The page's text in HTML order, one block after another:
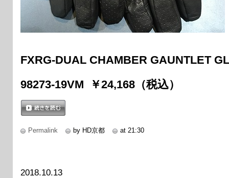
FXRG-DUAL CHAMBER GAUNTLET
98273-19VM ￥24,168（税込）
Permalink
by HD京都 at 21:30
2018.10.13